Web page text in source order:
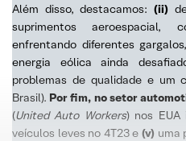
Além disso, destacamos: (ii)
suprimentos aeroespacial,
enfrentando diferentes
energia eólica ainda
problemas de qualidade e um
Brasil). Por fim, no setor
(United Auto Workers) nos EUA
veículos leves no 4T23 e (v) uma